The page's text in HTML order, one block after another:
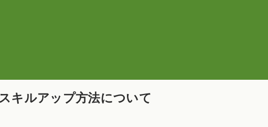
キルアップ方法について